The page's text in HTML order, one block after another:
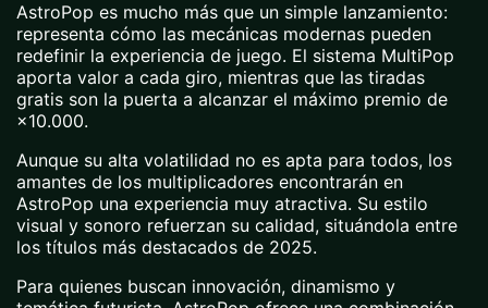
AstroPop es mucho más que un simple lanzamiento:
representa cómo las mecánicas modernas pueden
redefinir la experiencia de juego. El sistema MultiPop
aporta valor a cada giro, mientras que las tiradas
gratis son la puerta a alcanzar el máximo premio de
×10.000.
Aunque su alta volatilidad no es apta para todos, los
amantes de los multiplicadores encontrarán en
AstroPop una experiencia muy atractiva. Su estilo
visual y sonoro refuerzan su calidad, situándola entre
los títulos más destacados de 2025.
Para quienes buscan innovación, dinamismo y